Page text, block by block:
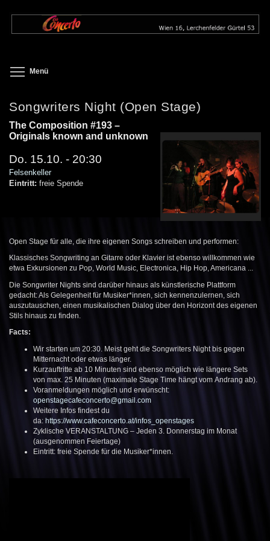
zum
Menü
Songwriters Night (Open Stage)
The Composition #193 –
Originals known and unknown
Do. 15.10. - 20:30
Felsenkeller
Eintritt: freie Spende
Open Stage für alle, die ihre eigenen Songs schreiben und performen:
Klassisches Songwriting an Gitarre oder Klavier ist ebenso willkommen wie
etwa Exkursionen zu Pop, World Music, Electronica, Hip Hop, Americana ...
Die Songwriter Nights sind darüber hinaus als künstlerische Plattform
gedacht: Als Gelegenheit für Musiker*innen, sich kennenzulernen, sich
auszutauschen, einen musikalischen Dialog über den Horizont des eigenen
Stils hinaus zu finden.
Facts:
Wir starten um 20:30. Meist geht die Songwriters Night bis gegen
Mitternacht oder etwas länger.
Kurzauftritte ab 10 Minuten sind ebenso möglich wie längere Sets
von max. 25 Minuten (maximale Stage Time hängt vom Andrang ab).
Voranmeldungen möglich und erwünscht:
openstagecafeconcerto@gmail.com
Weitere Infos findest du
da: https://www.cafeconcerto.at/infos_openstages
Zyklische VERANSTALTUNG – Jeden 3. Donnerstag im Monat
(ausgenommen Feiertage)
Eintritt: freie Spende für die Musiker*innen.